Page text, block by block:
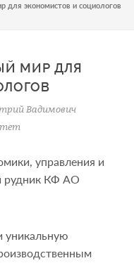
для экономистов и социологов
МИР ДЛЯ
Вадимович
управления и
рудник КФ АО
уникальную